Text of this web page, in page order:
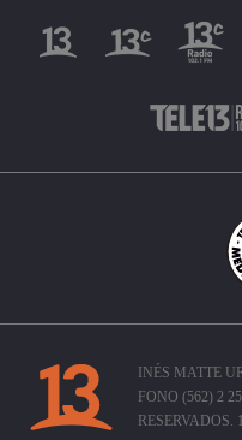
INÉS MATTE
FONO (562) 2
RESERVADOS.